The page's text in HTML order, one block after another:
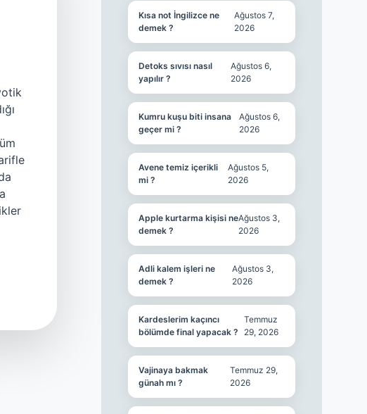
Kısa not İngilizce ne
demek ?
Ağustos 7,
2026
Detoks sıvısı nasıl
yapılır ?
Ağustos 6,
2026
Kumru kuşu biti insana
geçer mi ?
Ağustos 6,
2026
Avene temiz içerikli
mi ?
Ağustos 5,
2026
Apple kurtarma kişisi ne
demek ?
Ağustos 3,
2026
Adli kalem işleri ne
demek ?
Ağustos 3,
2026
Kardeslerim kaçıncı
bölümde final yapacak ?
Temmuz
29, 2026
Vajinaya bakmak
günah mı ?
Temmuz 29,
2026